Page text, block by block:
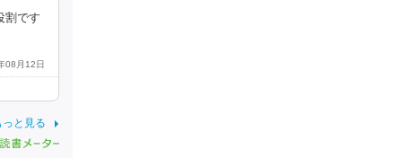
割です
08月12日
と見る